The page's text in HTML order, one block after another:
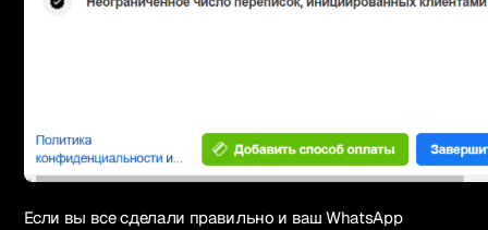
Если вы все сделали правильно и ваш WhatsApp